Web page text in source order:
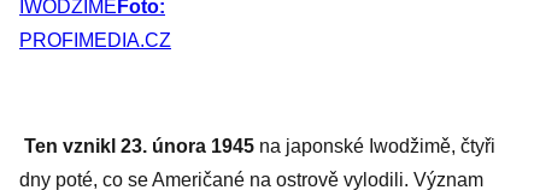
IWODŽIMĚ Foto:
PROFIMEDIA.CZ
Ten vznikl 23. února 1945 na japonské Iwodžimě, čtyři
dny poté, co se Američané na ostrově vylodili. Význam